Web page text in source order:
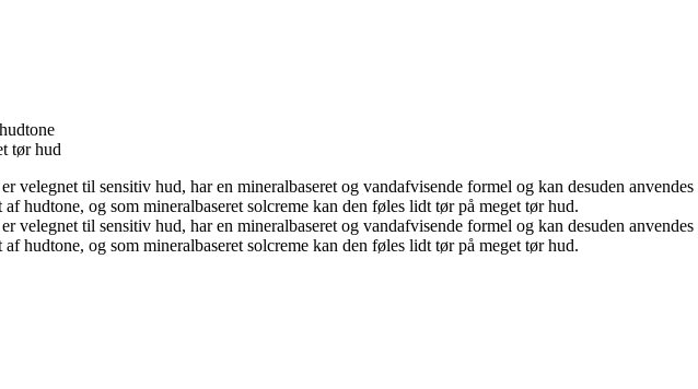
tør hud
til sensitiv hud, har en mineralbaseret og vandafvisende formel og kan desuden
og som mineralbaseret solcreme kan den føles lidt tør på meget tør hud.
til sensitiv hud, har en mineralbaseret og vandafvisende formel og kan desuden
og som mineralbaseret solcreme kan den føles lidt tør på meget tør hud.